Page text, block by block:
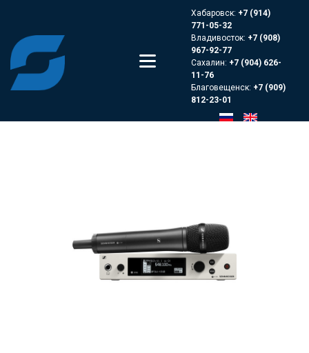
Хабаровск: +7 (914)
771-05-32
Владивосток: +7 (908)
967-92-77
Сахалин: +7 (904) 626-
11-76
Благовещенск: +7 (909)
812-23-01